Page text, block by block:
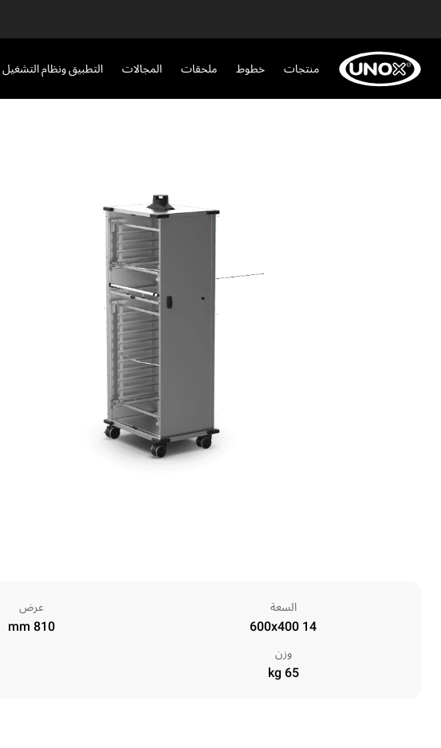
منتجات خطوط ملحقات المجالات التطبيق ونظام التشغيل
السعة
14 600x400
عرض
810 mm
وزن
65 kg